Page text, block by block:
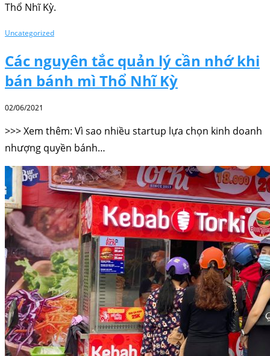
Thổ Nhĩ Kỳ.
Uncategorized
Các nguyên tắc quản lý cần nhớ khi
bán bánh mì Thổ Nhĩ Kỳ
02/06/2021
>>> Xem thêm: Vì sao nhiều startup lựa chọn kinh doanh
nhượng quyền bánh…